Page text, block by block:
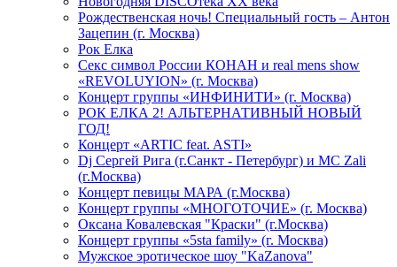
Рождественская ночь! Специальный гость – Антон
Зацепин (г. Москва)
Рок Елка
Секс символ России КОНАН и real mens show
«REVOLUYION» (г. Москва)
Концерт группы «ИНФИНИТИ» (г. Москва)
РОК ЕЛКА 2! АЛЬТЕРНАТИВНЫЙ НОВЫЙ
ГОД!
Концерт «ARTIC feat. ASTI»
Dj Сергей Рига (г.Санкт - Петербург) и MC Zali
(г.Москва)
Концерт певицы МАРА (г.Москва)
Концерт группы «МНОГОТОЧИЕ» (г. Москва)
Оксана Ковалевская "Краски" (г.Москва)
Концерт группы «5sta family» (г. Москва)
Мужское эротическое шоу "KaZanova"